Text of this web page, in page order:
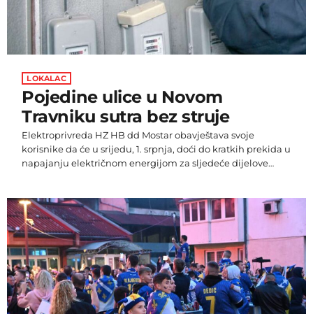
LOKALAC
Pojedine ulice u Novom
Travniku sutra bez struje
Elektroprivreda HZ HB dd Mostar obavještava svoje
korisnike da će u srijedu, 1. srpnja, doći do kratkih prekida u
napajanju električnom energijom za sljedeće dijelove
br.17,19,21,22,24,26,28,30,32,34,36,38 i 40, dio Ul.R.Boškovića
br.21,23,25,27,29,31,33,35 i 37). Od 9:30 do 10 sati TS 10/0,4 kV
Kućni trafo (dio naselja Rastovci i dio Ul. Ruđera Boškovića,
gradski […]